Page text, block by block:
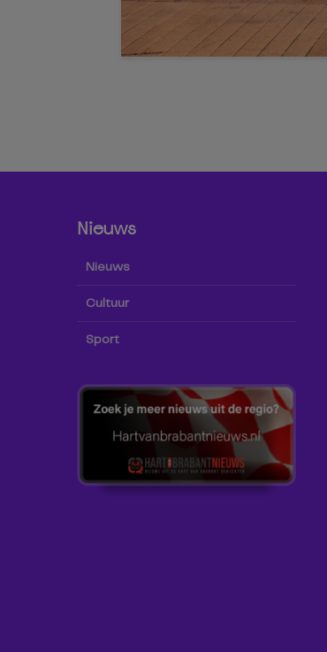
Nieuws
Nieuws
Cultuur
Sport